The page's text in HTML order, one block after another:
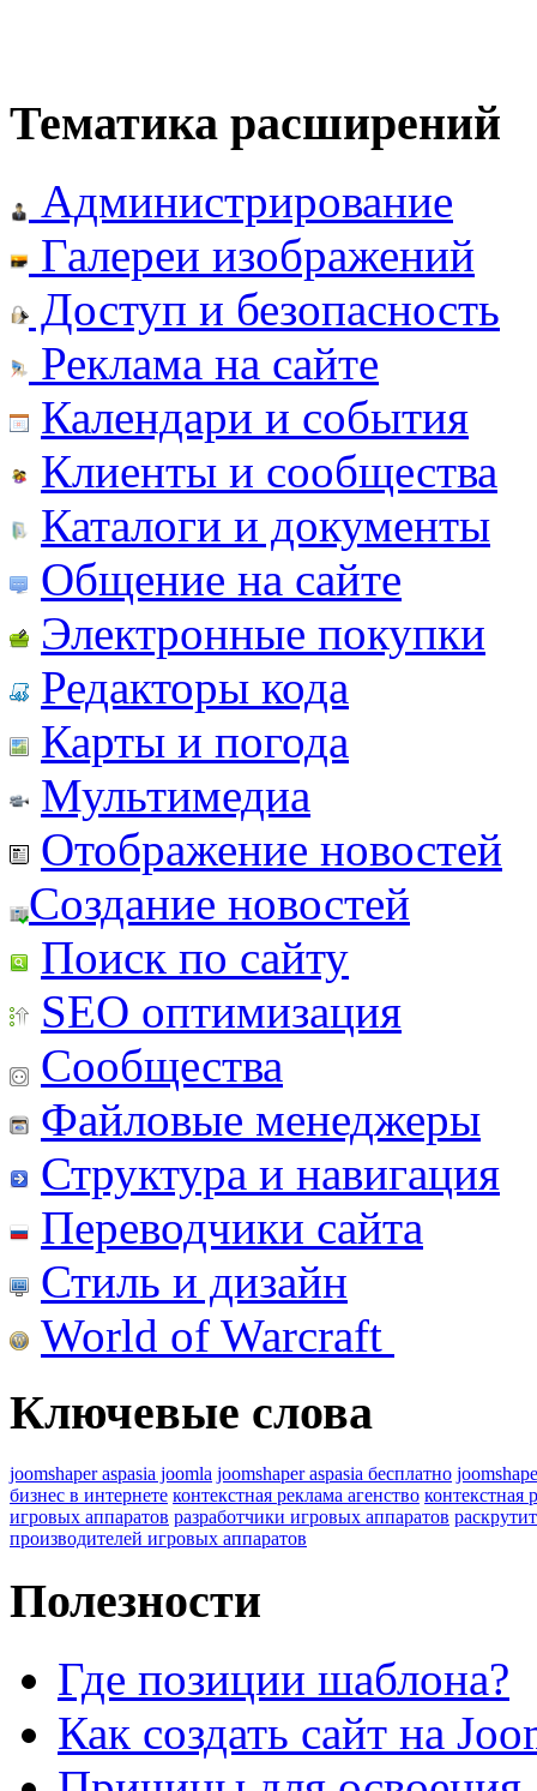
Тематика расширений
Администрирование
Галереи изображений
Доступ и безопасность
Реклама на сайте
Календари и события
Клиенты и сообщества
Каталоги и документы
Общение на сайте
Электронные покупки
Редакторы кода
Карты и погода
Мультимедиа
Отображение новостей
Создание новостей
Поиск по сайту
SEO оптимизация
Сообщества
Файловые менеджеры
Структура и навигация
Переводчики сайта
Стиль и дизайн
World of Warcraft
Ключевые слова
joomshaper aspasia joomla joomshaper aspasia бесплатно
бизнес в интернете контекстная реклама агенство контекстная
игровых аппаратов разработчики игровых аппаратов
производителей игровых аппаратов
Полезности
Где позиции шаблона?
Как создать сайт на